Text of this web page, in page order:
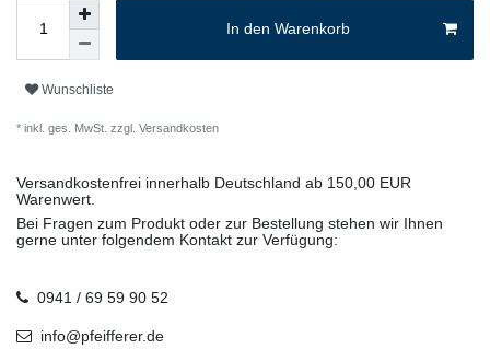
In den Warenkorb
Wunschliste
* inkl. ges. MwSt. zzgl. Versandkosten
Versandkostenfrei innerhalb Deutschland ab 150,00 EUR
Warenwert.
Bei Fragen zum Produkt oder zur Bestellung stehen wir Ihnen
gerne unter folgendem Kontakt zur Verfügung:
0941 / 69 59 90 52
info@pfeifferer.de